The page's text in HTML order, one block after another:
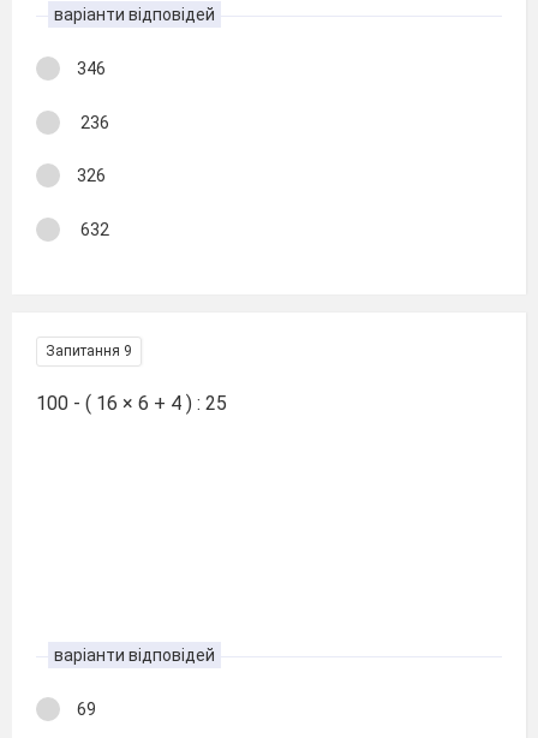
варіанти відповідей
346
236
326
632
Запитання 9
100 - ( 16 × 6 + 4 ) : 25
варіанти відповідей
69